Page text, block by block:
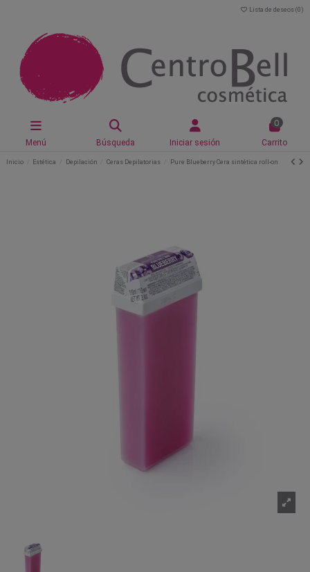
Lista de deseos (0 )
Menú Búsqueda Iniciar sesión
0
Carrito
Inicio Estética Depilación Ceras Depilatorias Pure Blueberry Cera sintética roll-on